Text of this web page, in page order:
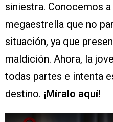
siniestra. Conocemos a
megaestrella que no
situación, ya que
maldición. Ahora, la
todas partes e intenta
destino. ¡Míralo aquí!